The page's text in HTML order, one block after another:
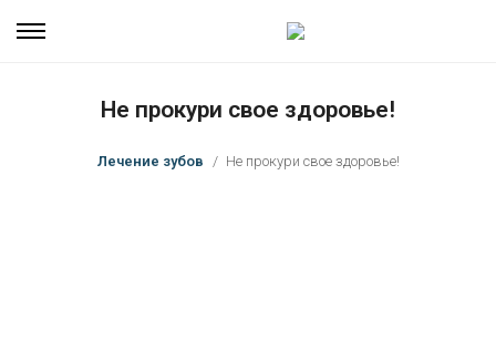
Не прокури свое здоровье!
Лечение зубов Не прокури свое здоровье!